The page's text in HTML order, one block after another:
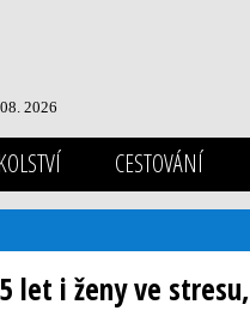
2026
CESTOVÁNÍ
let i ženy ve stresu,